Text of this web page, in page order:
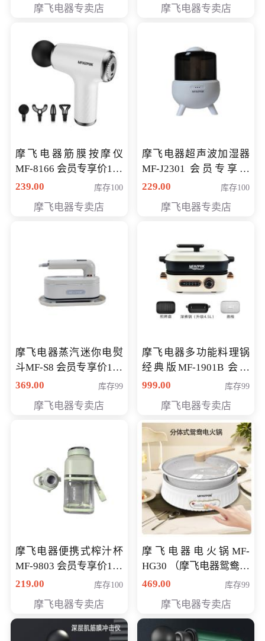
摩飞电器专卖店 摩飞电器专卖店
摩飞电器筋膜按摩仪
MF-8166 会员专享价168
元
239.00 库存100
摩飞电器专卖店
摩飞电器超声波加湿器
MF-J2301 会员专享价
168元
229.00 库存100
摩飞电器专卖店
摩飞电器蒸汽迷你电熨
斗MF-S8 会员专享价168
元
369.00 库存99
摩飞电器专卖店
摩飞电器多功能料理锅
经典版MF-1901B 会员
专享价399元
999.00 库存99
摩飞电器专卖店
摩飞电器便携式榨汁杯
MF-9803 会员专享价138
元
219.00 库存100
摩飞电器专卖店
摩飞电器电火锅MF-
HG30 （摩飞电器鸳鸯锅
MF-HG30 ） 会员专享价
469.00 库存99
摩飞电器专卖店